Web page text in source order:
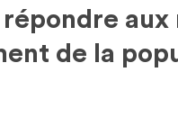
aux
de la